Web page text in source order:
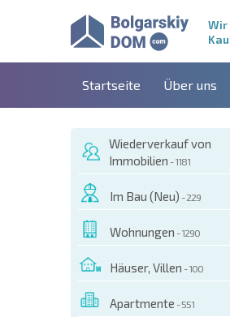
Wir
Startseite Über uns
Wiederverkauf von
Immobilien - 1181
Im Bau (Neu) - 229
Wohnungen - 1290
Häuser, Villen - 100
Apartmente - 551